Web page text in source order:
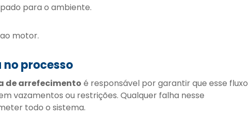
para o ambiente.
motor.
processo
de arrefecimento é responsável por garantir que esse fluxo
vazamentos ou restrições. Qualquer falha nesse
todo o sistema.